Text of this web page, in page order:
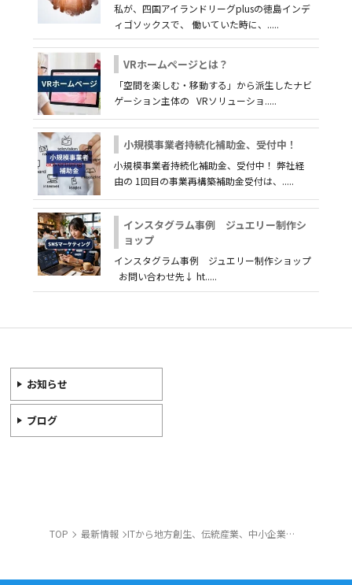
私が、四国アイランドリーグplusの徳島インデ
ィゴソックスで、 働いていた時に、.....
VRホームページとは？
「空間を楽しむ・移動する」から派生したナビ
ゲーション主体の VRソリューショ.....
小規模事業者持続化補助金、受付中！
小規模事業者持続化補助金、受付中！ 弊社経
由の 1回目の事業再構築補助金受付は、.....
インスタグラム事例 ジュエリー制作シ
ョップ
インスタグラム事例 ジュエリー制作ショップ
お問い合わせ先↓ ht.....
お知らせ
ブログ
TOP 最新情報 ITから地方創生、伝統産業、中小企業と農業のIT革命！